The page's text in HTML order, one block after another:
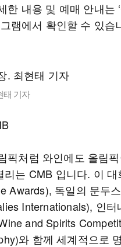
한 내용 및 예매 안내는
램에서 확인할 수 있습
태 기자
픽처럼 와인에도 올림
는 CMB 입니다. 이
Awards), 독일의 문두
Internationals), 인
and Spirits
와 함께 세계적으로